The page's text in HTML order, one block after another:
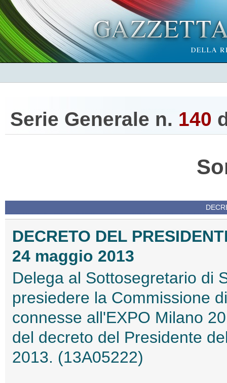
Serie Generale n. 140
DECRETO DEL
24 maggio 2013
Delega al Sottosegretario di
presiedere la Commissione
connesse all'EXPO Milano
del decreto del Presidente
2013. (13A05222)